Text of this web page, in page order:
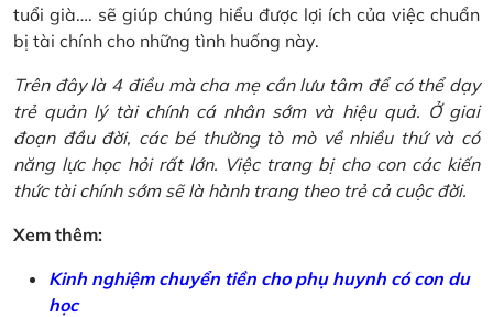
tuổi già…. sẽ giúp chúng hiểu được lợi ích của việc chuẩn
bị tài chính cho những tình huống này.
Trên đây là 4 điều mà cha mẹ cần lưu tâm để có thể dạy
trẻ quản lý tài chính cá nhân sớm và hiệu quả. Ở giai
đoạn đầu đời, các bé thường tò mò về nhiều thứ và có
năng lực học hỏi rất lớn. Việc trang bị cho con các kiến
thức tài chính sớm sẽ là hành trang theo trẻ cả cuộc đời.
Xem thêm:
Kinh nghiệm chuyển tiền cho phụ huynh có con du
học